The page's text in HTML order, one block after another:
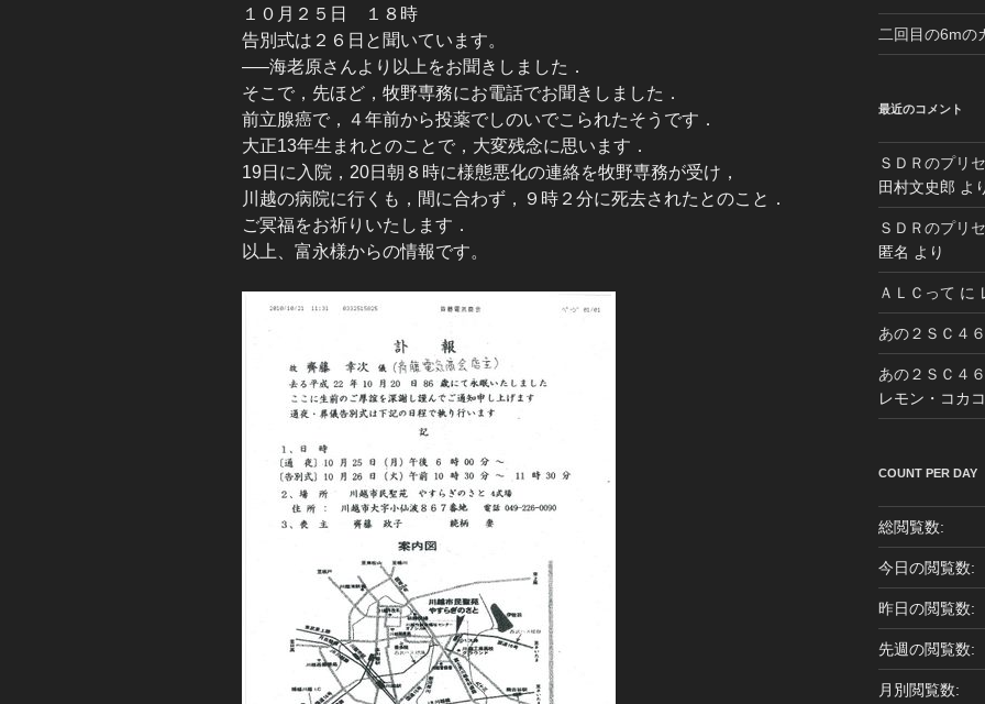
１０月２５日 １８時
告別式は２６日と聞いています。
—–海老原さんより以上をお聞きしました．
そこで，先ほど，牧野専務にお電話でお聞きしました．
前立腺癌で，４年前から投薬でしのいでこられたそうです．
大正13年生まれとのことで，大変残念に思います．
19日に入院，20日朝８時に様態悪化の連絡を牧野専務が受け，
川越の病院に行くも，間に合わず，９時２分に死去されたとのこと．
ご冥福をお祈りいたします．
以上、富永様からの情報です。
二回目の6mの
最近のコメント
ＳＤＲのプリ
田村文史郎 よ
ＳＤＲのプリ
匿名 より
ＡＬＣって に
あの２ＳＣ４
あの２ＳＣ４
レモン・コカ
COUNT PER DAY
総閲覧数:
今日の閲覧数:
昨日の閲覧数:
先週の閲覧数:
月別閲覧数: